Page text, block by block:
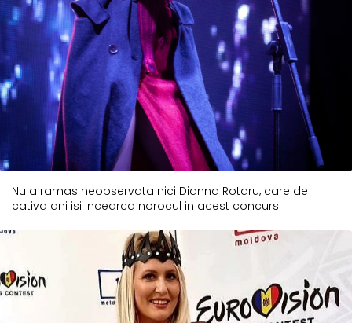
Nu a ramas neobservata nici Dianna Rotaru, care de
cativa ani isi incearca norocul in acest concurs.